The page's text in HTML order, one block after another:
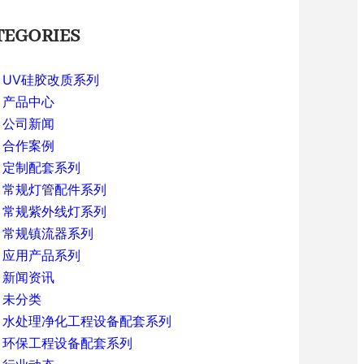
UV硅胶改质系列
产品中心
公司新闻
合作案例
定制配套系列
常规灯管配件系列
常规紫外线灯系列
常规镇流器系列
应用产品系列
新闻资讯
未分类
水处理净化工程设备配套系列
环保工程设备配套系列